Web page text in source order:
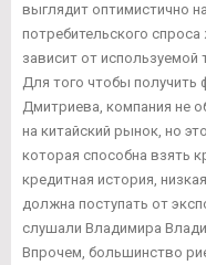
выглядит оптимистично
потребительского
зависит от используемой
Для того чтобы получить
Дмитриева, компания не
на китайский рынок, но
которая способна взять
кредитная история,
должна поступать от
слушали Владимира
Впрочем, большинство